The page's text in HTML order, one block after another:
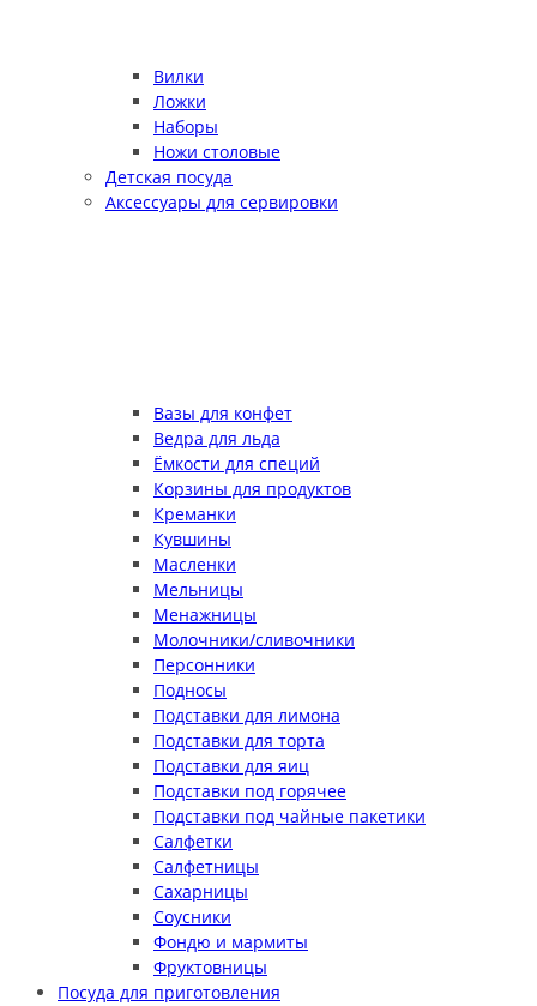
Вилки
Ложки
Наборы
Ножи столовые
Детская посуда
Аксессуары для сервировки
Вазы для конфет
Ведра для льда
Ёмкости для специй
Корзины для продуктов
Креманки
Кувшины
Масленки
Мельницы
Менажницы
Молочники/сливочники
Персонники
Подносы
Подставки для лимона
Подставки для торта
Подставки для яиц
Подставки под горячее
Подставки под чайные пакетики
Салфетки
Салфетницы
Сахарницы
Соусники
Фондю и мармиты
Фруктовницы
Посуда для приготовления